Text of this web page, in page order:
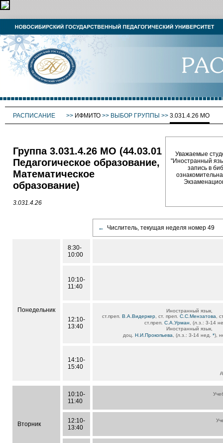
РАСПИСАНИЕ >> ИФМИТО >> ВЫБОР ГРУППЫ >> 3.031.4.26 МО
Группа 3.031.4.26 МО (44.03.01
Педагогическое образование,
Математическое
образование)
3.031.4.26
Уважаемые
"Иностранный
запись в
← Числитель, текущая неделя номер 49
Понедельник
8:30-
10:00
10:10-
11:40
12:10-
13:40
Иностранный язык,
ст.преп. В.А.Видеркер , ст. преп. С.С.Мензатова ,
ст.преп.С.А.Урман
, (л.з.: 3-14
Иностранный язык,
доц.Н.И.Прокопьева , (л.з.: 3-14 нед.*),
14:10-
15:40
Вторник
10:10-
11:40
12:10-
13:40